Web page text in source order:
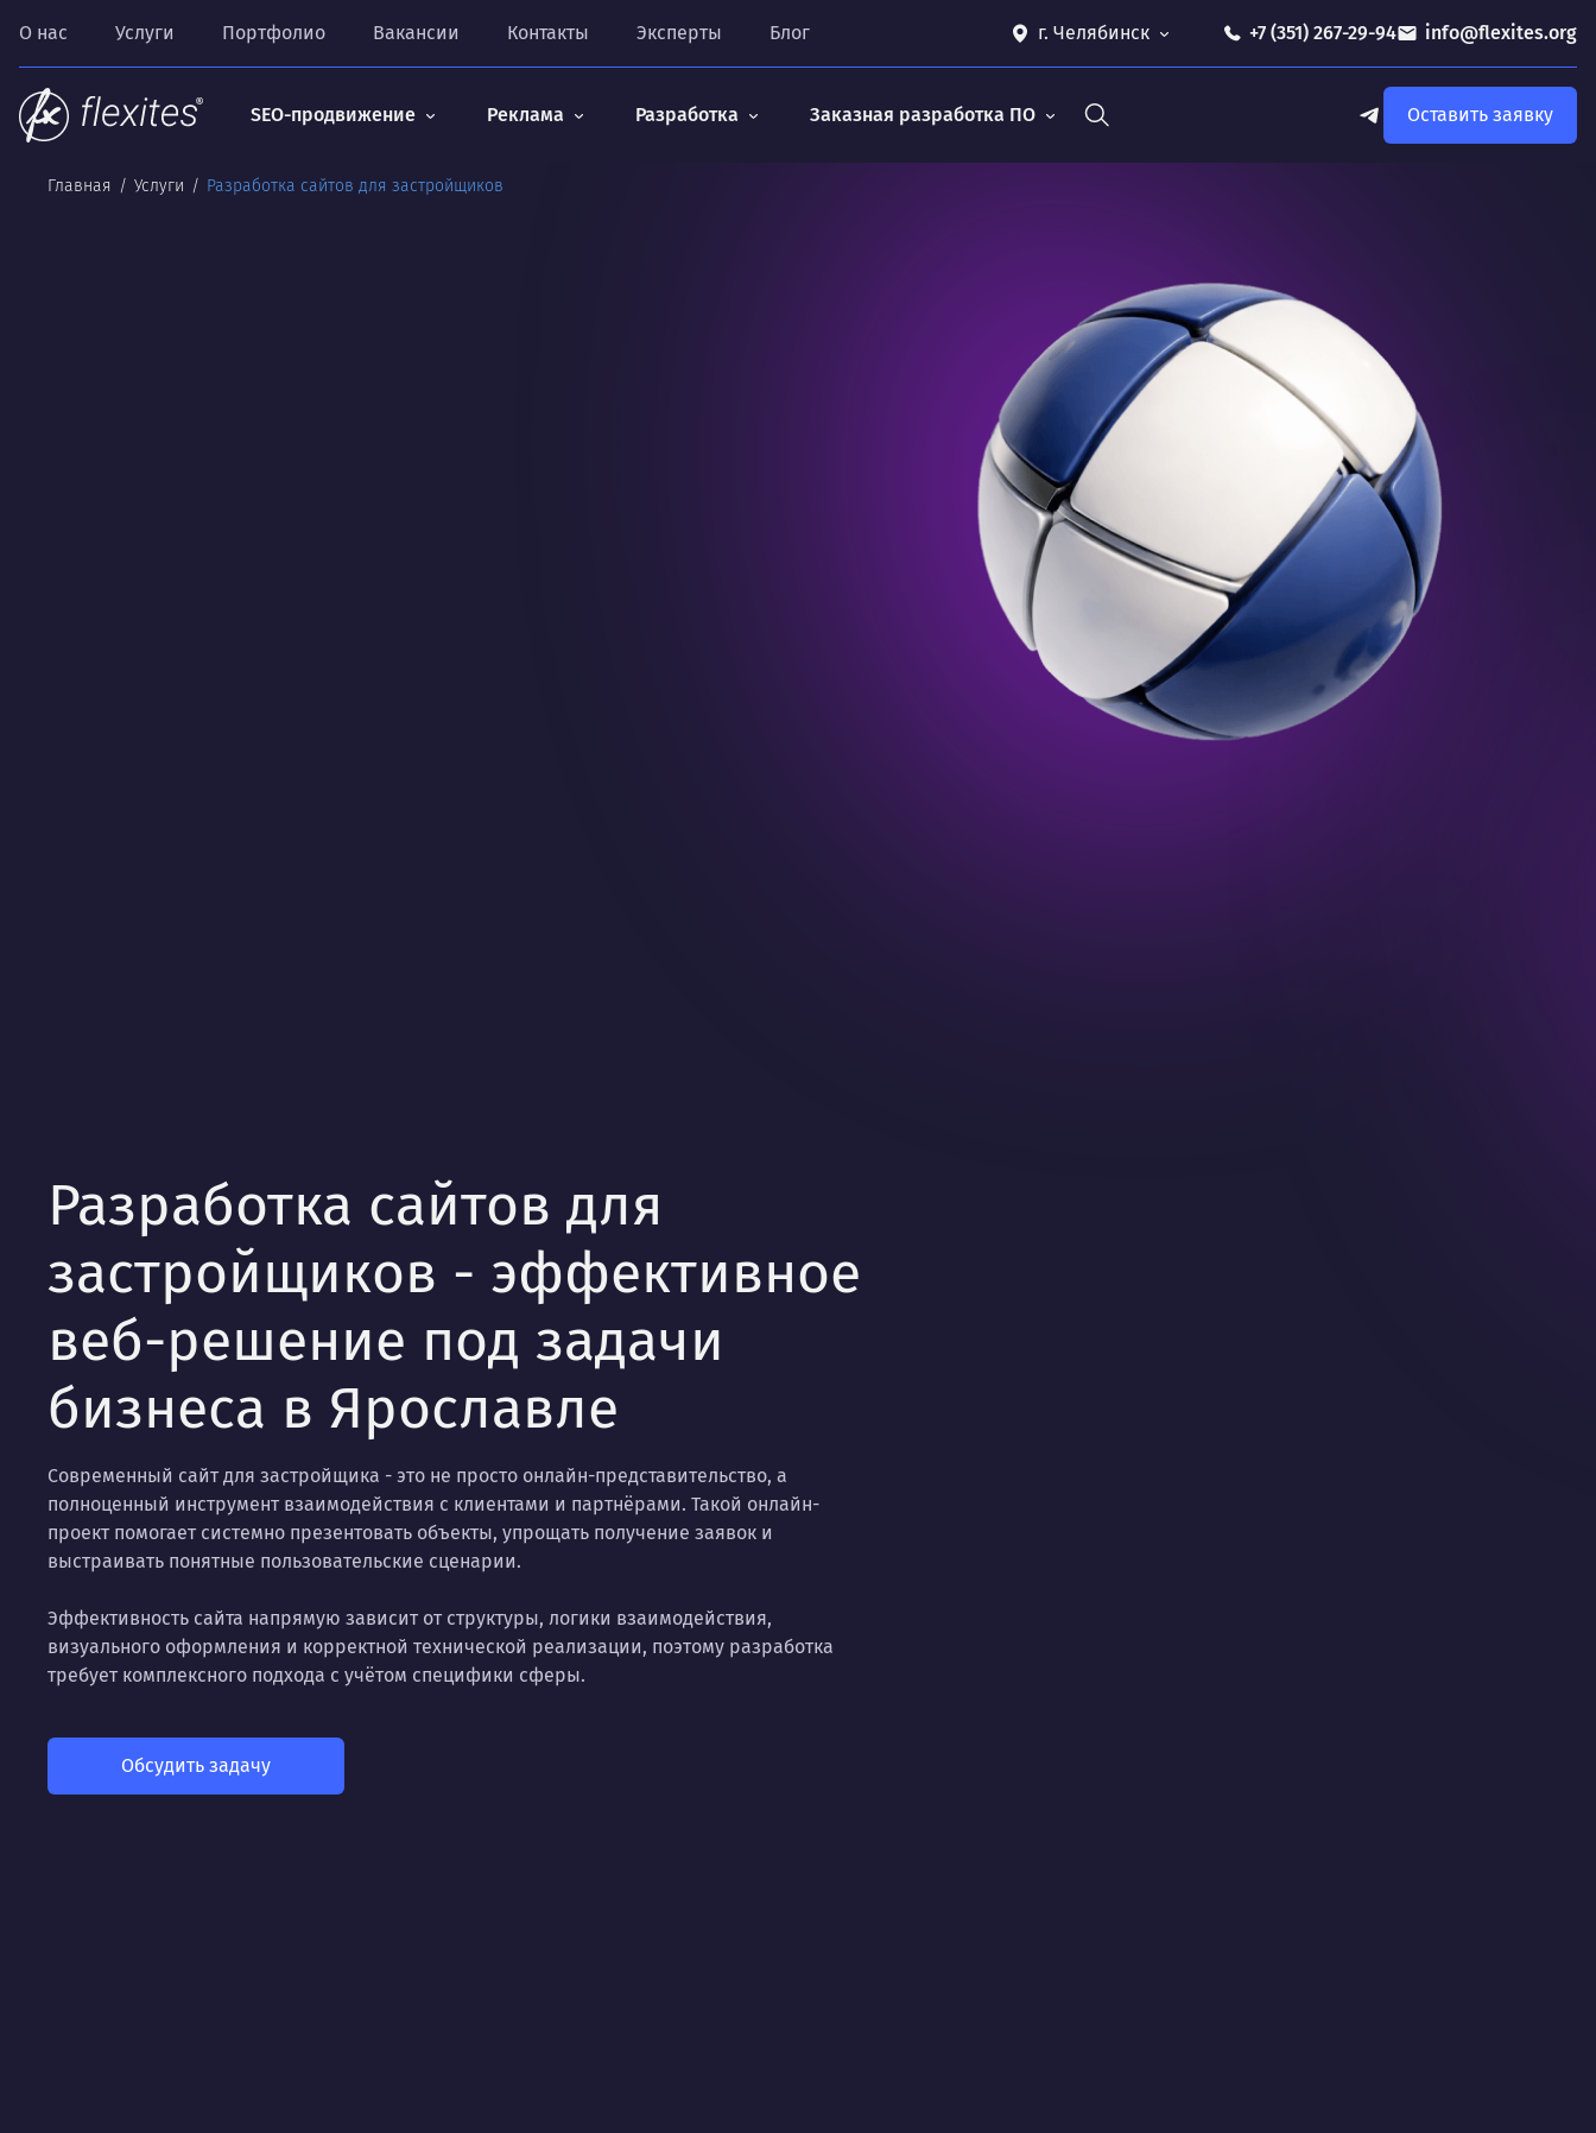
О нас Услуги Портфолио Вакансии Контакты Эксперты Блог г. Челябинск +7 (351) 267-29-94 info@flexites.org
SEO-продвижение Реклама Разработка Заказная разработка ПО Оставить заявку
Главная Услуги Разработка сайтов для застройщиков
Разработка сайтов для
застройщиков - эффективное
веб-решение под задачи
бизнеса в Ярославле
Современный сайт для застройщика - это не просто онлайн-представительство, а
полноценный инструмент взаимодействия с клиентами и партнёрами. Такой онлайн-
проект помогает системно презентовать объекты, упрощать получение заявок и
выстраивать понятные пользовательские сценарии.
Эффективность сайта напрямую зависит от структуры, логики взаимодействия,
визуального оформления и корректной технической реализации, поэтому разработка
требует комплексного подхода с учётом специфики сферы.
Обсудить задачу